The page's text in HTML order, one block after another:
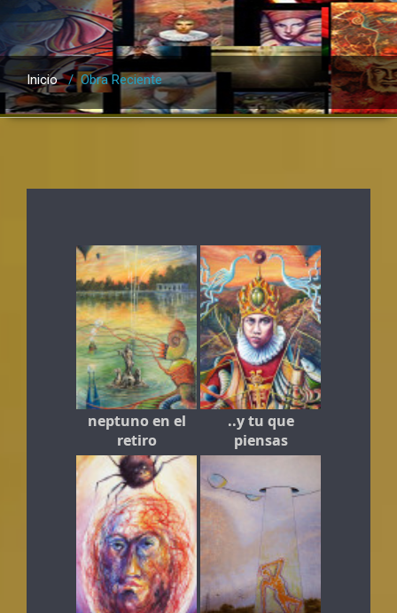
Inicio/Obra Reciente
neptuno en el
retiro
..y tu que
piensas